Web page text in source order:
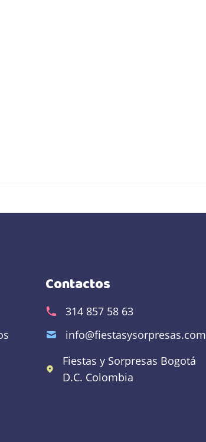
Contactos
314 857 58 63
info@fiestasysorpresas.com
Fiestas y Sorpresas Bogotá
D.C. Colombia